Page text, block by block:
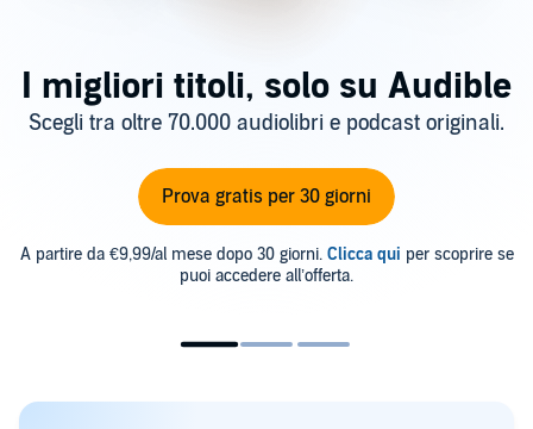
I migliori titoli, solo su Audible
Scegli tra oltre 70.000 audiolibri e podcast originali.
Prova gratis per 30 giorni
A partire da €9,99/al mese dopo 30 giorni. Clicca qui per scoprire se
puoi accedere all’offerta.